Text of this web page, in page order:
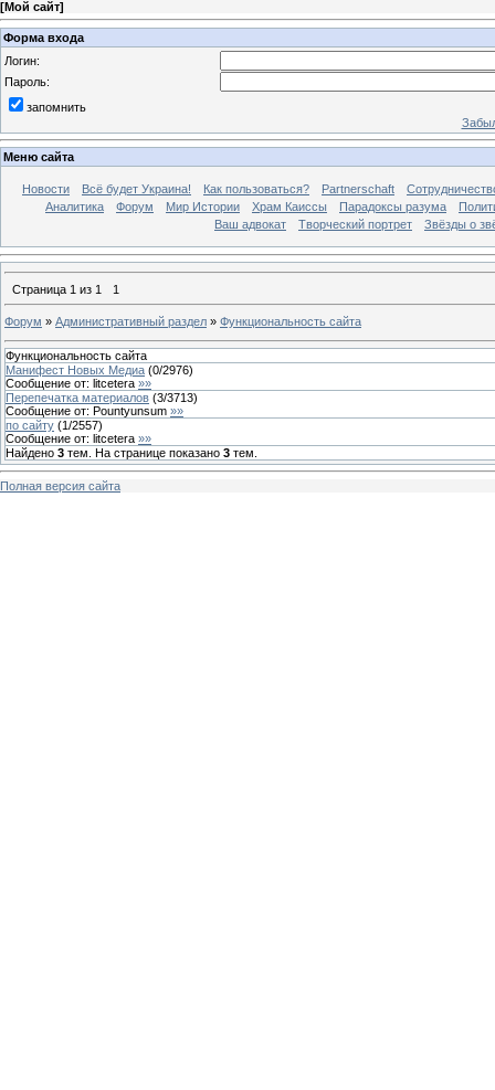
[Мой сайт]
Форма входа
Логин:
Пароль:
запомнить
Меню сайта
Новости Всё будет Украина! Как пользоваться? Partnerschaft
Аналитика
Форум Мир Истории Храм Каиссы Парадоксы разума
Ваш адвокат
Творческий портрет Звёзды о
Страница 1 из 1 1
Форум » Административный раздел » Функциональность сайта
Функциональность сайта
Манифест Новых Медиа (0/2976)
Сообщение от: litcetera »»
Перепечатка материалов (3/3713)
Сообщение от: Pountyunsum »»
по сайту (1/2557)
Сообщение от: litcetera »»
Найдено 3 тем. На странице показано 3 тем.
Полная версия сайта